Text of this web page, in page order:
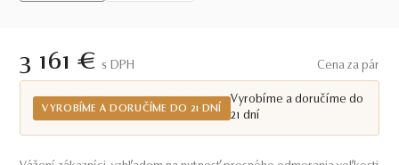
3 161 € S DPH Cena za pár
VYROBÍME A DORUČÍME DO 21 DNÍ
Vyrobíme a doručíme do
21 dní